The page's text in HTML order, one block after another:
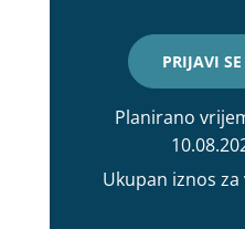
PRIJAVI
Planirano
Ukupan iznos za